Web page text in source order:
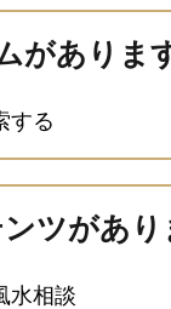
がありま
する
ツがあ
水相談